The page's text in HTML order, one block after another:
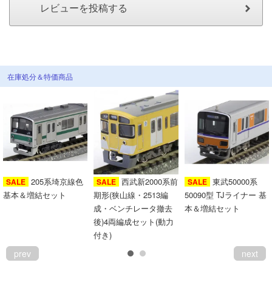
ご注文方法
お問い合せ
ログイン/マイページ
お気に入りリスト
新規会員登録
会員ランクについて
会社概要
在庫処分＆特価商品
SALE 205系埼京線色
基本＆増結セット
SALE 西武新2000系前
期形(狭山線・2513編
成・ベンチレータ撤去
後)4両編成セット(動力
付き)
SALE 東武50000系
50090型 TJライナー 基
本＆増結セット
prev next